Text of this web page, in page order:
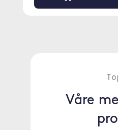
Våre